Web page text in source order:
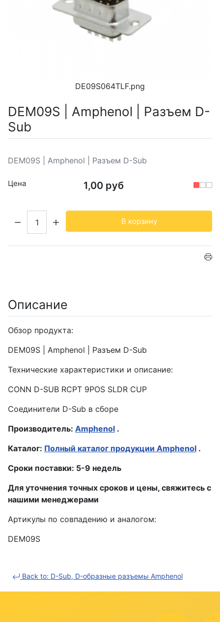
DE09S064TLF.png
DEM09S | Amphenol | Разъем D-
Sub
DEM09S | Amphenol | Разъем D-Sub
Цена 1,00 руб
В корзину
Описание
Обзор продукта:
DEM09S | Amphenol | Разъем D-Sub
Технические характеристики и описание:
CONN D-SUB RCPT 9POS SLDR CUP
Соединители D-Sub в сборе
Производитель: Amphenol .
Каталог: Полный каталог продукции Amphenol .
Сроки поставки: 5-9 недель
Для уточнения точных сроков и цены, свяжитесь с
нашими менеджерами
Артикулы по совпадению и аналогом:
DEM09S
Back to: D-Sub, D-образные разъемы Amphenol